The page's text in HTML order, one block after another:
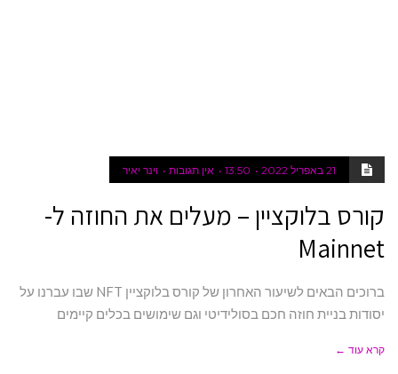
21 באפריל 2022 13:50 אין תגובות וינר יאיר
קורס בלוקציין – מעלים את החוזה ל-
Mainnet
ברוכים הבאים לשיעור האחרון של קורס בלוקציין NFT שבו עברנו על
יסודות בניית חוזה חכם בסולידיטי וגם שימושים בכלים קיימים
קרא עוד ←